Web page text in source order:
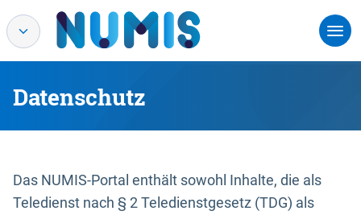
Datenschutz
Das NUMIS-Portal enthält sowohl Inhalte, die als
Teledienst nach § 2 Teledienstgesetz (TDG) als